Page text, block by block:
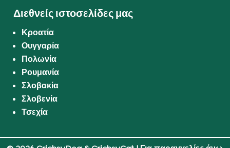
Διεθνείς ιστοσελίδες μας
Κροατία
Ουγγαρία
Πολωνία
Ρουμανία
Σλοβακία
Σλοβενία
Τσεχία